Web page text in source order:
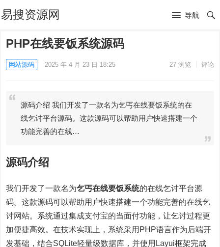
易搜资源网 导航
PHP在线要饭系统源码
网站源码 2025 年 4 月 23 日 18:25 27浏览 评论
源码介绍 我们开发了一款名为乞丐在线要饭系统的在
线乞讨平台源码。这款源码可以帮助用户快速搭建一个
功能完善的在线…
源码介绍
我们开发了一款名为乞丐在线要饭系统的在线乞讨平台源
码。这款源码可以帮助用户快速搭建一个功能完善的在线乞
讨网站。系统通过集成支付宝的当面付功能，让乞讨过程更
加便捷高效。在技术实现上，系统采用PHP语言作为后端开
发基础，结合SQLite轻量级数据库，并使用Layui框架完成